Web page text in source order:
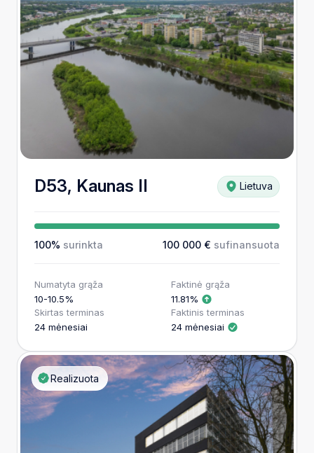
D53, Kaunas II Lietuva
100% surinkta 100 000 € sufinansuota
Numatyta grąža
10-10.5%
Faktinė grąža
11.81%
Skirtas terminas
24 mėnesiai
Faktinis terminas
24 mėnesiai
Realizuota